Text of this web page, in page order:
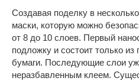
Создавая поделку в
маски, которую можно
от 8 до 10 слоев. Первый
подложку и состоит только
бумаги. Последующие слои
неразбавленным клеем.